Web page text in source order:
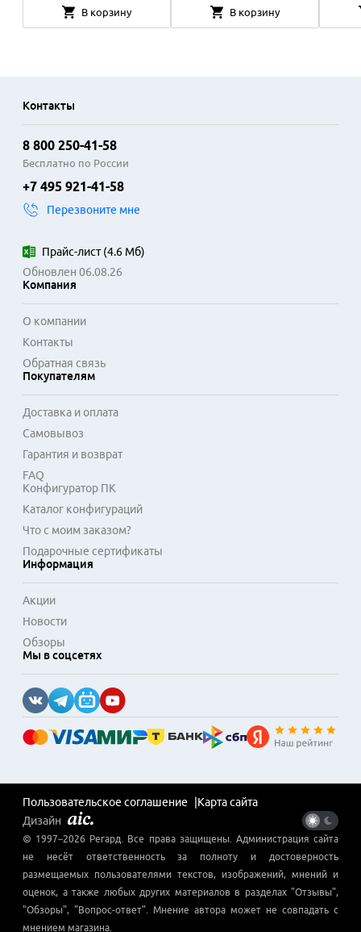
В корзину В корзину
Контакты
8 800 250-41-58
Бесплатно по России
+7 495 921-41-58
Перезвоните мне
Прайс-лист(4.6 Мб)
Обновлен 06.08.26
Компания
О компании
Контакты
Обратная связь
Покупателям
Доставка и оплата
Самовывоз
Гарантия и возврат
FAQ
Конфигуратор ПК
Каталог конфигураций
Что с моим заказом?
Подарочные сертификаты
Информация
Акции
Новости
Обзоры
Мы в соцсетях
Пользовательское соглашение
Карта сайта
Дизайн
© 1997–2026 Регард . Все права защищены. Администрация сайта
не несёт ответственность за полноту и достоверность
размещаемых пользователями текстов, изображений, мнений и
оценок, а также любых других материалов в разделах "Отзывы",
"Обзоры", "Вопрос-ответ". Мнение автора может не совпадать с
мнением магазина.